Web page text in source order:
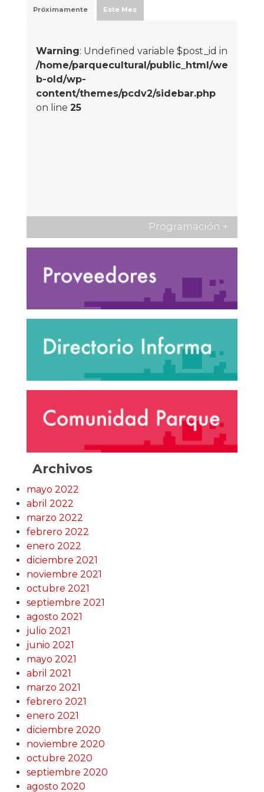
Próximamente Este Mes
Warning: Undefined variable $post_id in
/home/parquecultural/public_html/we
b-old/wp-
content/themes/pcdv2/sidebar.php
on line 25
Programación +
Archivos
mayo 2022
abril 2022
marzo 2022
febrero 2022
enero 2022
diciembre 2021
noviembre 2021
octubre 2021
septiembre 2021
agosto 2021
julio 2021
junio 2021
mayo 2021
abril 2021
marzo 2021
febrero 2021
enero 2021
diciembre 2020
noviembre 2020
octubre 2020
septiembre 2020
agosto 2020